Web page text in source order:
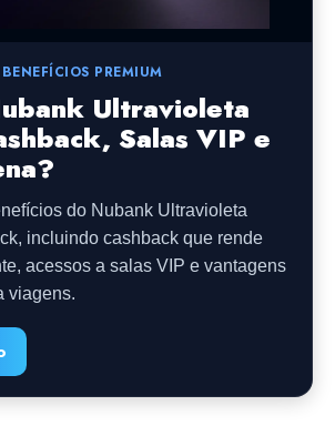
PREMIUM
Ultravioleta
Salas VIP e
do Nubank Ultravioleta
incluindo cashback que rende
acessos a salas VIP e vantagens
viagens.